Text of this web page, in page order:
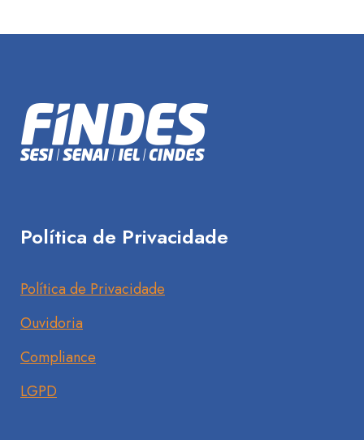
Política de Privacidade
Política de Privacidade
Ouvidoria
Compliance
LGPD